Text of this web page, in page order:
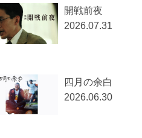
開戦前夜
2026.07.31
四月の余白
2026.06.30